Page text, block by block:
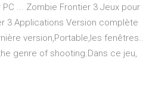
... Zombie Frontier 3 Jeux pour
3 Applications Version complète
version,Portable,les fenêtres..
genre of shooting.Dans ce jeu,